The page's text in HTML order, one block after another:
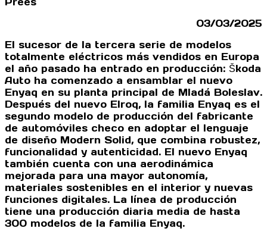
03/03/2025
El sucesor de la tercera serie de modelos
totalmente eléctricos más vendidos en Europa
el año pasado ha entrado en producción: Škoda
Auto ha comenzado a ensamblar el nuevo
Enyaq en su planta principal de Mladá Boleslav.
Después del nuevo Elroq, la familia Enyaq es el
segundo modelo de producción del fabricante
de automóviles checo en adoptar el lenguaje
de diseño Modern Solid, que combina robustez,
funcionalidad y autenticidad. El nuevo Enyaq
también cuenta con una aerodinámica
mejorada para una mayor autonomía,
materiales sostenibles en el interior y nuevas
funciones digitales. La línea de producción
tiene una producción diaria media de hasta
300 modelos de la familia Enyaq.